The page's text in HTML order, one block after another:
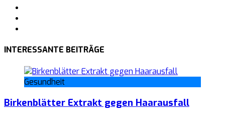
INTERESSANTE BEITRÄGE
Gesundheit
Birkenblätter Extrakt gegen Haarausfall